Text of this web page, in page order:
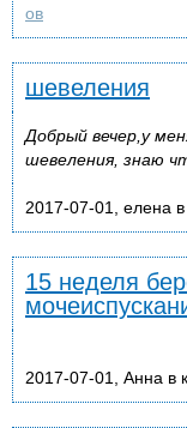
ов
шевеления
Добрый вечер,у
шевеления, знаю
2017-07-01, елена в
15 неделя
2017-07-01, Анна в